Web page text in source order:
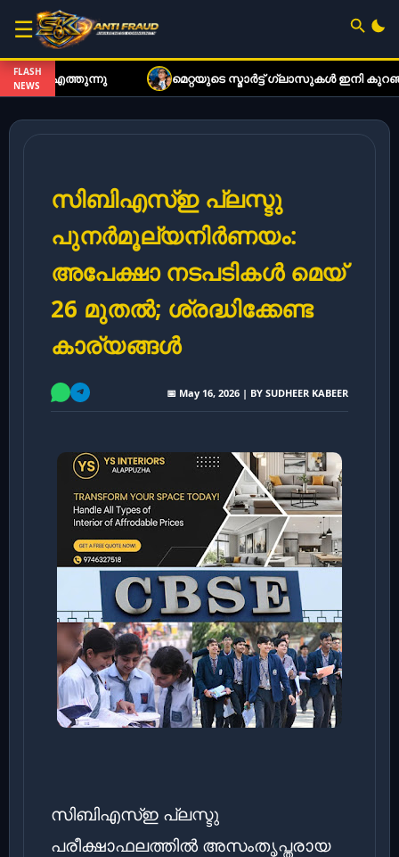
☰
FLASH
NEWS
മെറ്റയുടെ സ്മാർട്ട് ഗ്ലാസുകൾ ഇനി കുറഞ്ഞ
സിബിഎസ്ഇ പ്ലസ്ടു
പുനർമൂല്യനിർണയം:
അപേക്ഷാ നടപടികൾ മെയ്
26 മുതൽ; ശ്രദ്ധിക്കേണ്ട
കാര്യങ്ങൾ
📅 May 16, 2026 | BY SUDHEER KABEER
സിബിഎസ്ഇ പ്ലസ്ടു
പരീക്ഷാഫലത്തിൽ അസംതൃപ്തരായ